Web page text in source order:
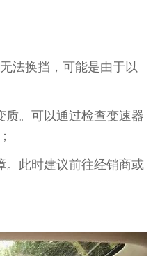
换挡，可能是由于以
。可以通过检查变速器
此时建议前往经销商或